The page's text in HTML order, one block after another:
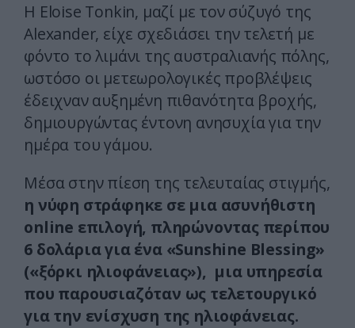
Η Eloise Tonkin, μαζί με τον σύζυγό της
Alexander, είχε σχεδιάσει την τελετή με
φόντο το λιμάνι της αυστραλιανής πόλης,
ωστόσο οι μετεωρολογικές προβλέψεις
έδειχναν αυξημένη πιθανότητα βροχής,
δημιουργώντας έντονη ανησυχία για την
ημέρα του γάμου.
Μέσα στην πίεση της τελευταίας στιγμής,
η νύφη στράφηκε σε μια ασυνήθιστη
online επιλογή, πληρώνοντας περίπου
6 δολάρια για ένα «Sunshine Blessing»
(«ξόρκι ηλιοφάνειας»), μια υπηρεσία
που παρουσιαζόταν ως τελετουργικό
για την ενίσχυση της ηλιοφάνειας.